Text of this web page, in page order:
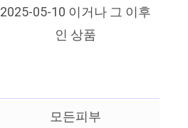
2025-05-10 이거나 그 이후
인 상품
모든피부